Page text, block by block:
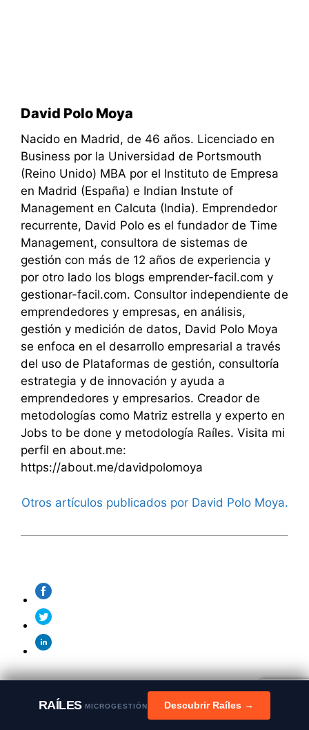
David Polo Moya
Nacido en Madrid, de 46 años. Licenciado en
Business por la Universidad de Portsmouth
(Reino Unido) MBA por el Instituto de Empresa
en Madrid (España) e Indian Instute of
Management en Calcuta (India). Emprendedor
recurrente, David Polo es el fundador de Time
Management, consultora de sistemas de
gestión con más de 12 años de experiencia y
por otro lado los blogs emprender-facil.com y
gestionar-facil.com. Consultor independiente de
emprendedores y empresas, en análisis,
gestión y medición de datos, David Polo Moya
se enfoca en el desarrollo empresarial a través
del uso de Plataformas de gestión, consultoría
estrategia y de innovación y ayuda a
emprendedores y empresarios. Creador de
metodologías como Matriz estrella y experto en
Jobs to be done y metodología Raíles. Visita mi
perfil en about.me:
https://about.me/davidpolomoya
Otros artículos publicados por David Polo Moya.
Deja un comentario
RAÍLESMICROGESTIÓN Descubrir Raíles →